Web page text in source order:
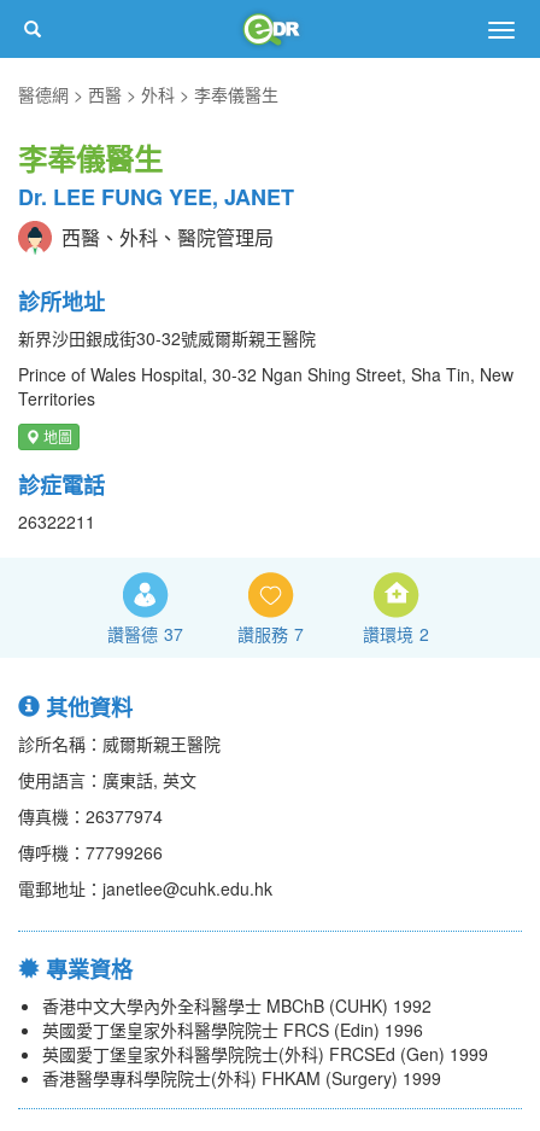
醫德網
西醫 外科 李奉儀醫生
李奉儀醫生
Dr. LEE FUNG YEE, JANET
西醫、外科、醫院管理局
診所地址
新界沙田銀成街30-32號威爾斯親王醫院
Prince of Wales Hospital, 30-32 Ngan Shing Street, Sha Tin, New
Territories
地圖
診症電話
26322211
讚醫德 37 讚服務 7 讚環境 2
其他資料
診所名稱：威爾斯親王醫院
使用語言：廣東話, 英文
傳真機：26377974
傳呼機：77799266
電郵地址：janetlee@cuhk.edu.hk
專業資格
香港中文大學內外全科醫學士 MBChB (CUHK) 1992
英國愛丁堡皇家外科醫學院院士 FRCS (Edin) 1996
英國愛丁堡皇家外科醫學院院士(外科) FRCSEd (Gen) 1999
香港醫學專科學院院士(外科) FHKAM (Surgery) 1999